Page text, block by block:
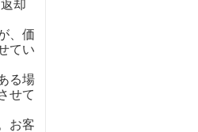
却
、価
てい
る場
せて
お客